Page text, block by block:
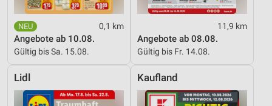
0,1 km
Angebote ab 10.08.
Gültig bis Sa. 15.08.
11,9 km
Angebote ab 08.08.
Gültig bis Fr. 14.08.
Lidl Kaufland